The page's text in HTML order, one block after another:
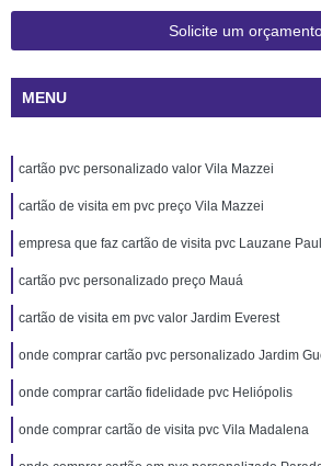
Solicite um
MENU
cartão pvc personalizado valor Vila Mazzei
cartão de visita em pvc preço Vila Mazzei
empresa que faz cartão de visita pvc Lauzane
cartão pvc personalizado preço Mauá
cartão de visita em pvc valor Jardim Everest
onde comprar cartão pvc personalizado Jardim
onde comprar cartão fidelidade pvc Heliópolis
onde comprar cartão de visita pvc Vila Madalena